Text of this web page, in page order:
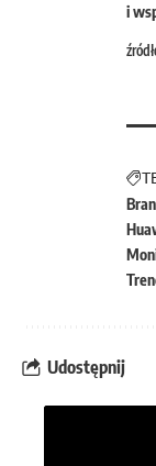
i
Udostępnij